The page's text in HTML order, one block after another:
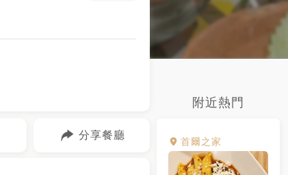
附近熱門
首爾之家
分享餐廳